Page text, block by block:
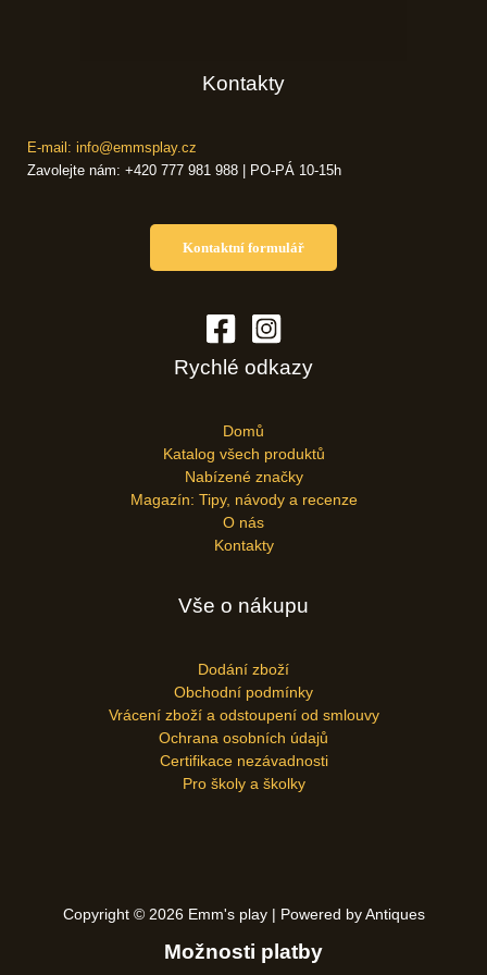
Kontakty
E-mail: info@emmsplay.cz
Zavolejte nám: +420 777 981 988 | PO-PÁ 10-15h
Kontaktní formulář
Rychlé odkazy
Domů
Katalog všech produktů
Nabízené značky
Magazín: Tipy, návody a recenze
O nás
Kontakty
Vše o nákupu
Dodání zboží
Obchodní podmínky
Vrácení zboží a odstoupení od smlouvy
Ochrana osobních údajů
Certifikace nezávadnosti
Pro školy a školky
Copyright © 2026 Emm's play | Powered by Antiques
Možnosti platby